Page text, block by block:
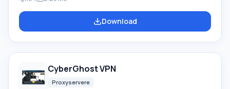
tusinder af IP-adresser per sekund. Efter afslutning af
søgningen modtager brugeren en komplet liste over
opdagede servere til personlig brug. Du kan gemme den
Download
CyberGhost VPN
Proxyservere